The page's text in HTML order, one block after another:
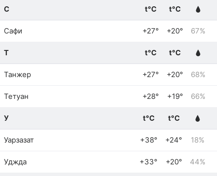
С t°C t°C
Сафи +27° +20° 67%
Т t°C t°C
Танжер +27° +20° 68%
Тетуан +28° +19° 66%
У t°C t°C
Уарзазат +38° +24° 18%
Уджда +33° +20° 44%